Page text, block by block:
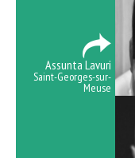
Assunta Lavuri
Saint-Georges-sur-
Meuse